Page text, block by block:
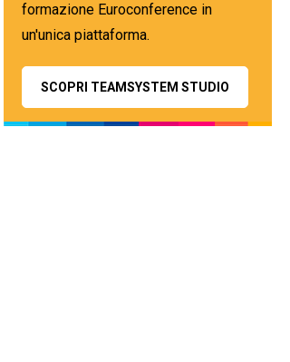
formazione Euroconference in
un'unica piattaforma.
SCOPRI TEAMSYSTEM STUDIO